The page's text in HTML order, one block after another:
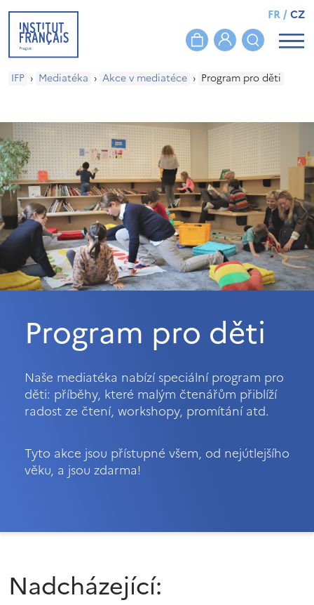
FR/CZ
IFP › Mediatéka › Akce v mediatéce › Program pro děti
Program pro děti
Naše mediatéka nabízí speciální program pro
děti: příběhy, které malým čtenářům přiblíží
radost ze čtení, workshopy, promítání atd.
Tyto akce jsou přístupné všem, od nejútlejšího
věku, a jsou zdarma!
Nadcházející: